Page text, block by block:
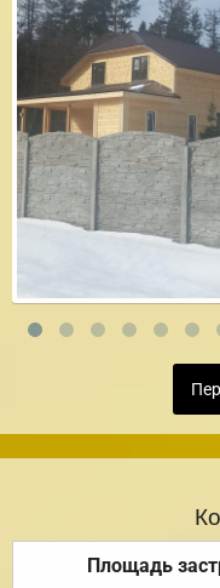
Площадь